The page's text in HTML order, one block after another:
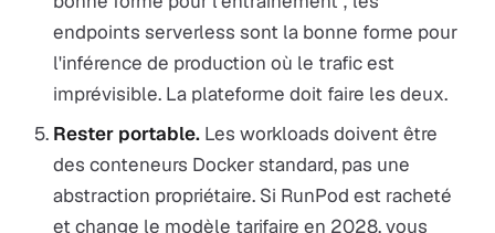
endpoints serverless sont la bonne forme pour
l'inférence de production où le trafic est
imprévisible. La plateforme doit faire les deux.
Rester portable. Les workloads doivent être
des conteneurs Docker standard, pas une
abstraction propriétaire. Si RunPod est racheté
et change le modèle tarifaire en 2028, vous